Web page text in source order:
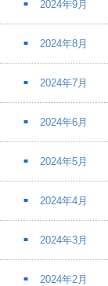
2024年9月
2024年8月
2024年7月
2024年6月
2024年5月
2024年4月
2024年3月
2024年2月